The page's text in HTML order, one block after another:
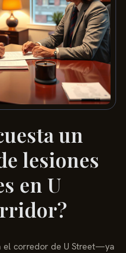
un
lesiones
en U
el corredor de U Street—ya